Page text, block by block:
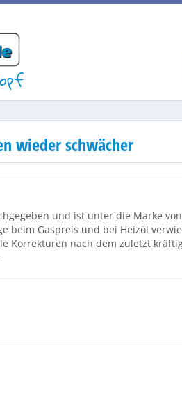
wieder schwächer
und ist unter die Marke
beim Gaspreis und bei Heizöl
Korrekturen nach dem zuletzt